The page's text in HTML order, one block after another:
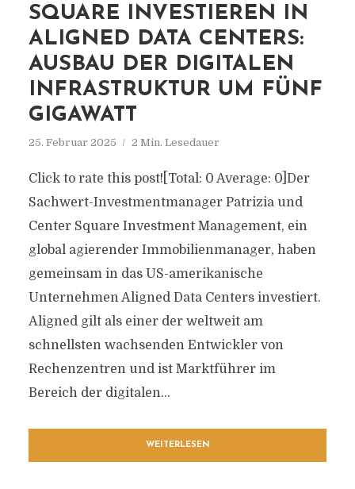
SQUARE INVESTIEREN IN
ALIGNED DATA CENTERS:
AUSBAU DER DIGITALEN
INFRASTRUKTUR UM FÜNF
GIGAWATT
25. Februar 2025 2 Min. Lesedauer
Click to rate this post![Total: 0 Average: 0]Der
Sachwert-Investmentmanager Patrizia und
Center Square Investment Management, ein
global agierender Immobilienmanager, haben
gemeinsam in das US-amerikanische
Unternehmen Aligned Data Centers investiert.
Aligned gilt als einer der weltweit am
schnellsten wachsenden Entwickler von
Rechenzentren und ist Marktführer im
Bereich der digitalen...
WEITERLESEN